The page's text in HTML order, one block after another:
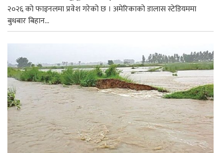
२०२६ को फाइनलमा प्रवेश गरेको छ । अमेरिकाको डालास स्टेडियममा
बुधबार बिहान...